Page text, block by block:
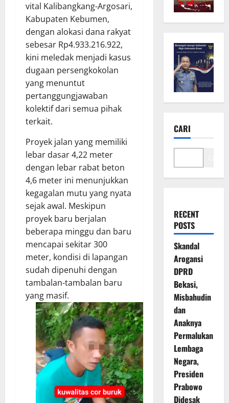
vital Kalibangkang-Argosari,
Kabupaten Kebumen,
dengan alokasi dana rakyat
sebesar Rp4.933.216.922,
kini meledak menjadi kasus
dugaan persengkokolan
yang menuntut
pertanggungjawaban
kolektif dari semua pihak
terkait.
Proyek jalan yang memiliki
lebar dasar 4,22 meter
dengan lebar rabat beton
4,6 meter ini menunjukkan
kegagalan mutu yang nyata
sejak awal. Meskipun
proyek baru berjalan
beberapa minggu dan baru
mencapai sekitar 300
meter, kondisi di lapangan
sudah dipenuhi dengan
tambalan-tambalan baru
yang masif.
CARI
RECENT
POSTS
Skandal
Arogansi
DPRD
Bekasi,
Misbahudin
dan
Anaknya
Permalukan
Lembaga
Negara,
Presiden
Prabowo
Didesak